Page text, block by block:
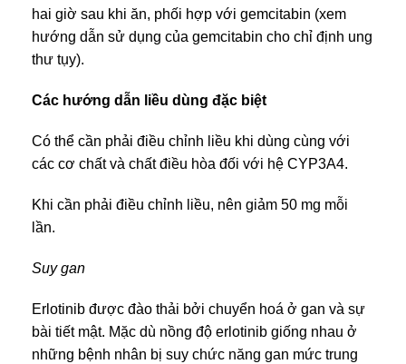
hai giờ sau khi ăn, phối hợp với gemcitabin (xem
hướng dẫn sử dụng của gemcitabin cho chỉ định ung
thư tụy).
Các hướng dẫn liều dùng đặc biệt
Có thể cần phải điều chỉnh liều khi dùng cùng với
các cơ chất và chất điều hòa đối với hệ CYP3A4.
Khi cần phải điều chỉnh liều, nên giảm 50 mg mỗi
lần.
Suy gan
Erlotinib được đào thải bởi chuyển hoá ở gan và sự
bài tiết mật. Mặc dù nồng độ erlotinib giống nhau ở
những bệnh nhân bị suy chức năng gan mức trung